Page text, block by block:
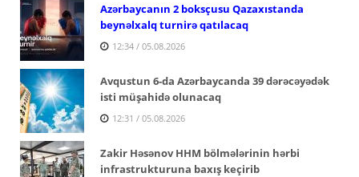
Azərbaycanın 2 boksçusu Qazaxıstanda
beynəlxalq turnirə qatılacaq
12:34 / 05.08.2026
Avqustun 6-da Azərbaycanda 39 dərəcəyədək
isti müşahidə olunacaq
12:31 / 05.08.2026
Zakir Həsənov HHM bölmələrinin hərbi
infrastrukturuna baxış keçirib